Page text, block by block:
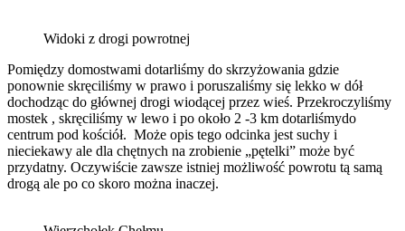
Widoki z drogi powrotnej
Pomiędzy domostwami dotarliśmy do skrzyżowania gdzie
ponownie skręciliśmy w prawo i poruszaliśmy się lekko w dół
dochodząc do głównej drogi wiodącej przez wieś. Przekroczyliśmy
mostek , skręciliśmy w lewo i po około 2 -3 km dotarliśmydo
centrum pod kościół. Może opis tego odcinka jest suchy i
nieciekawy ale dla chętnych na zrobienie „pętelki” może być
przydatny. Oczywiście zawsze istniej możliwość powrotu tą samą
drogą ale po co skoro można inaczej.